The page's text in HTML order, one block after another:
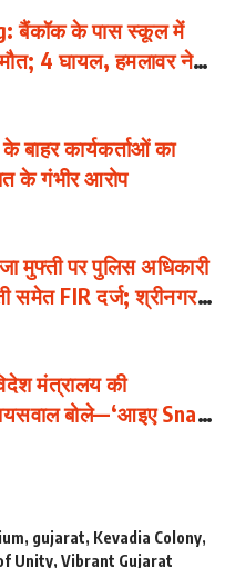
बैंकॉक के पास स्कूल में
4 घायल, हमलावर ने
कार्यकर्ताओं का
के गंभीर आरोप
पर पुलिस अधिकारी
समेत FIR दर्ज; श्रीनगर
मंत्रालय की
बोले—‘आइए Snap
, gujarat, Kevadia Colony,
Unity, Vibrant Gujarat